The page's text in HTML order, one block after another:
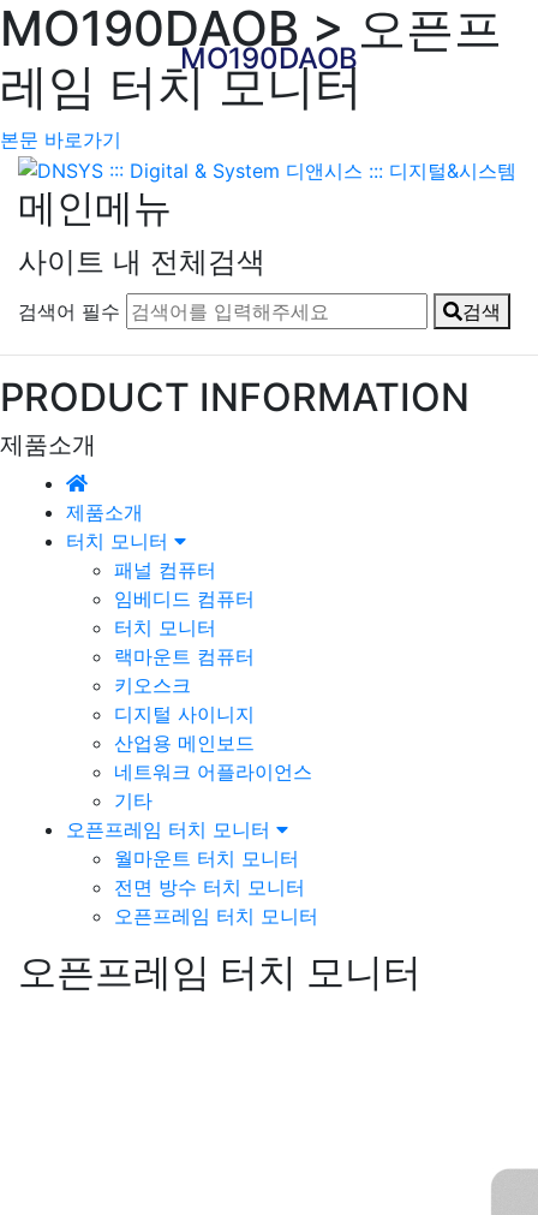
MO190DAOB > 오픈프
레임 터치 모니터
본문 바로가기
메인메뉴
사이트 내 전체검색
검색어 필수 검색
PRODUCT INFORMATION
제품소개
제품소개
터치 모니터
패널 컴퓨터
임베디드 컴퓨터
터치 모니터
랙마운트 컴퓨터
키오스크
디지털 사이니지
산업용 메인보드
네트워크 어플라이언스
기타
오픈프레임 터치 모니터
월마운트 터치 모니터
전면 방수 터치 모니터
오픈프레임 터치 모니터
오픈프레임 터치 모니터
MO190DAOB